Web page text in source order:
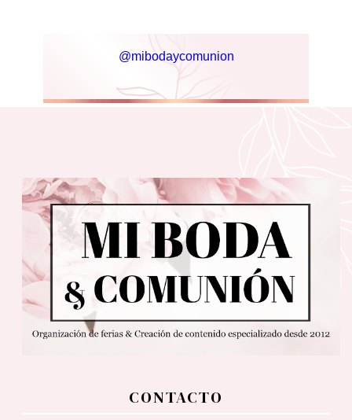
@mibodaycomunion
CONTACTO